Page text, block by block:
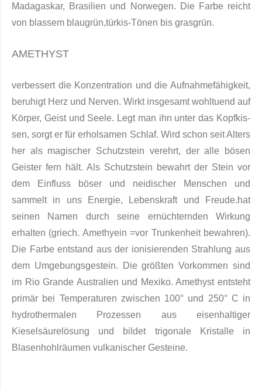
Madagaskar, Brasilien und Norwe­gen. Die Farbe reicht
von blassem b laugrün,türkis-Tönen bis grasgrün.
AMETHYST
verbessert die Konzentration und die Aufnahmefähigkeit,
beruhigt Herz und Ner­ven. Wirkt insgesamt wohltuend auf
Körper, Geist und Seele. Legt man ihn unter das Kopfkis­
sen, sorgt er für erholsamen Schlaf. Wird schon seit Alters
her als magischer Schutzstein verehrt, der alle bösen
Geister fern hält. Als Schutzstein bewahrt der Stein vor
dem Einfluss böser und neidischer Menschen und
sammelt in uns Energie, Lebenskraft und Freude.hat
seinen Namen durch seine ernüchternden Wirkung
erhalten (griech. Amethyein =vor Trunkenheit be­wahren).
Die Farbe entstand aus der ionisierenden Strahlung aus
dem Umgebungsgestein. Die größ­ten Vorkommen sind
im Rio Grande Australien und Mexiko. Amethyst entsteht
primär bei Temperatu­ren zwi­schen 100° und 250° C in
hydrother­malen Prozessen aus eisenhaltiger
Kieselsäurelösung und bildet trigo­nale Kristalle in
Blasenhohlräumen vulkanischer Gesteine.